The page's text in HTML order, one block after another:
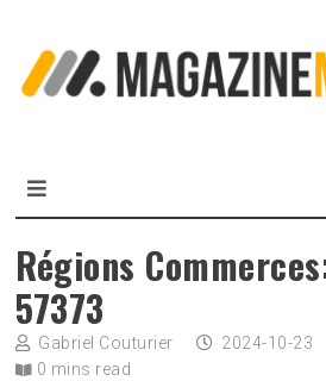
content
Régions
57373
Gabriel Couturier 2024-10-23
0 mins read